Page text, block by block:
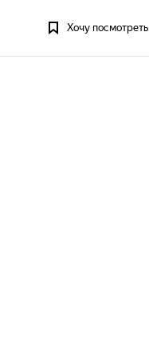
Хочу посмотреть